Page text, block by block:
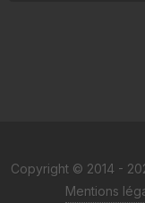
Copyright © 2014 -
Mentions